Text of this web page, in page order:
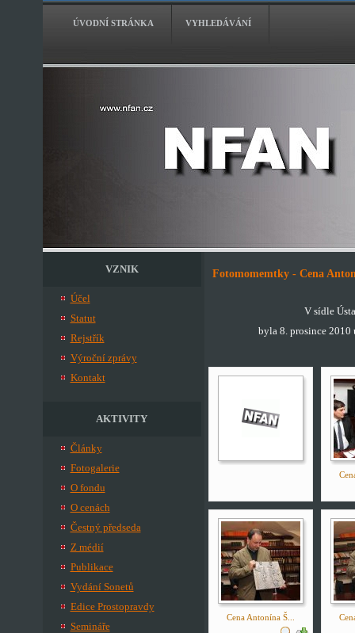
ÚVODNÍ STRÁNKA VYHLEDÁVÁNÍ
VZNIK
Účel
Statut
Rejstřík
Výroční zprávy
Kontakt
AKTIVITY
Články
Fotogalerie
O fondu
O cenách
Čestný předseda
Z médií
Publikace
Vydání Sonetů
Edice Prostopravdy
Semináře
Fotomomemtky - Cena
V sídle
byla 8. prosince
Cena Antonína Š...